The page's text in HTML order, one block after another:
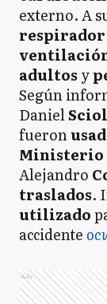
externo. A
respirador
adultos y
Según
Daniel
fueron
Ministerio
Alejandro
traslados.
utilizado
accidente
Ads